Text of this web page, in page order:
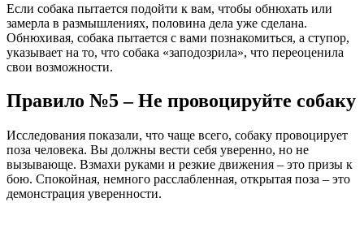
Если собака пытается подойти к вам, чтобы обнюхать или
замерла в размышлениях, половина дела уже сделана.
Обнюхивая, собака пытается с вами познакомиться, а ступор,
указывает на то, что собака «заподозрила», что переоценила
свои возможности.
Правило №5 – Не провоцируйте собаку
Исследования показали, что чаще всего, собаку провоцирует
поза человека. Вы должны вести себя уверенно, но не
вызывающе. Взмахи руками и резкие движения – это призы к
бою. Спокойная, немного расслабленная, открытая поза – это
демонстрация уверенности.